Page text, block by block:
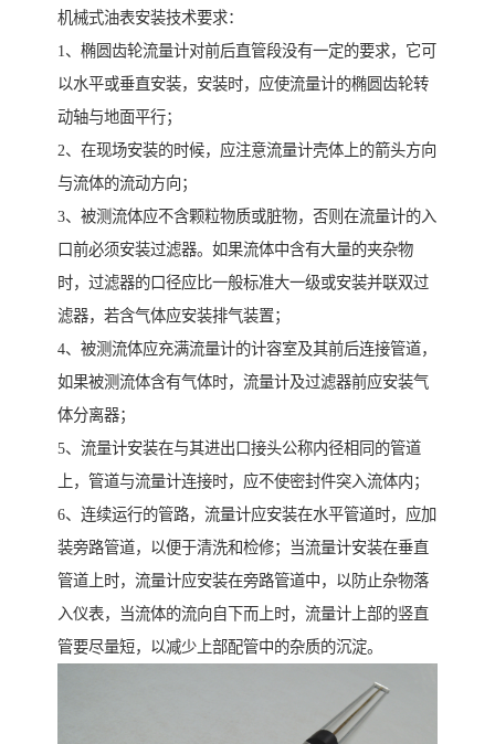
机械式油表安装技术要求：
1、椭圆齿轮流量计对前后直管段没有一定的要求，它可
以水平或垂直安装，安装时，应使流量计的椭圆齿轮转
动轴与地面平行；
2、在现场安装的时候，应注意流量计壳体上的箭头方向
与流体的流动方向；
3、被测流体应不含颗粒物质或脏物，否则在流量计的入
口前必须安装过滤器。如果流体中含有大量的夹杂物
时，过滤器的口径应比一般标准大一级或安装并联双过
滤器，若含气体应安装排气装置；
4、被测流体应充满流量计的计容室及其前后连接管道，
如果被测流体含有气体时，流量计及过滤器前应安装气
体分离器；
5、流量计安装在与其进出口接头公称内径相同的管道
上，管道与流量计连接时，应不使密封件突入流体内；
6、连续运行的管路，流量计应安装在水平管道时，应加
装旁路管道，以便于清洗和检修；当流量计安装在垂直
管道上时，流量计应安装在旁路管道中，以防止杂物落
入仪表，当流体的流向自下而上时，流量计上部的竖直
管要尽量短，以减少上部配管中的杂质的沉淀。